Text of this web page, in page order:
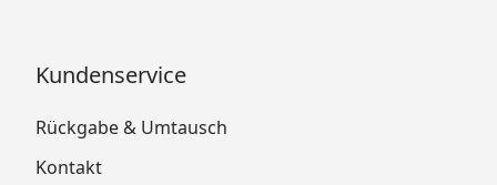
Kundenservice
Rückgabe & Umtausch
Kontakt